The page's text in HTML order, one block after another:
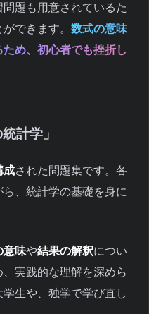
題も用意されているた
ができます。 数式の意味
め、初心者でも挫折し
計学」
成された問題集です。各
、統計学の基礎を身に
意味や結果の解釈につい
実践的な理解を深めら
生や、独学で学び直し